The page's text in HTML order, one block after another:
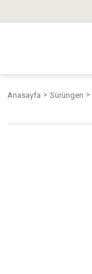
Anasayfa Sürüngen